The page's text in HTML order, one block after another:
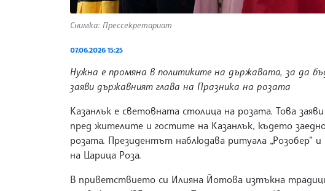
Снимка: Прессекретариат
07.06.2026 15:25
Нужна е промяна в политиките на държавата, за да
заяви държавният глава на Празника на розата
Казанлък е световната столица на розата. Това
пред жителите и гостите на Казанлък, където
розата. Президентът наблюдава ритуала „Розобер“
на Царица Роза.
В приветствието си Илияна Йотова изтъкна